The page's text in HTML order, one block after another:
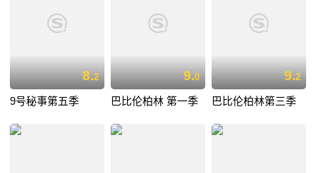
8.2
9号秘事第五季
9.0
巴比伦柏林 第一季
9.2
巴比伦柏林第三季